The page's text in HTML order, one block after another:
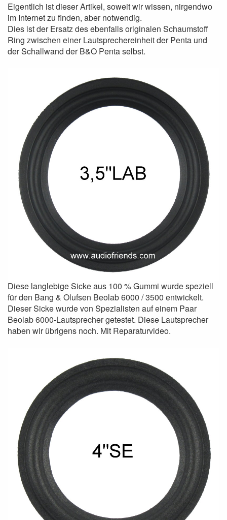
Eigentlich ist dieser Artikel, soweit wir wissen, nirgendwo
im Internet zu finden, aber notwendig.
Dies ist der Ersatz des ebenfalls originalen Schaumstoff
Ring zwischen einer Lautsprechereinheit der Penta und
der Schallwand der B&O Penta selbst.
Diese langlebige Sicke aus 100 % Gummi wurde speziell
für den Bang & Olufsen Beolab 6000 / 3500 entwickelt.
Dieser Sicke wurde von Spezialisten auf einem Paar
Beolab 6000-Lautsprecher getestet. Diese Lautsprecher
haben wir übrigens noch. Mit Reparaturvideo.